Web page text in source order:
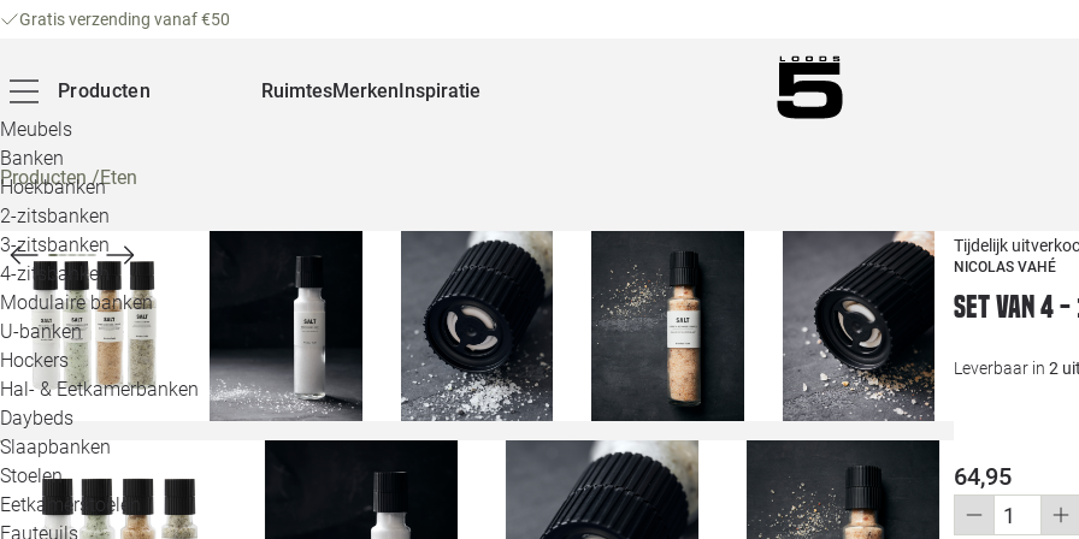
Gratis verzending vanaf €50
Producten
Meubels
Banken
Hoekbanken
2-zitsbanken
3-zitsbanken
4-zitsbanken
Modulaire banken
U-banken
Hockers
Hal- & Eetkamerbanken
Daybeds
Slaapbanken
Stoelen
Eetkamerstoelen
Fauteuils
RuimtesMerkenInspiratie
Producten/Eten
Tijdelijk
NICOLAS VAHÉ
Set van 4
Leverbaar in 2
64,95